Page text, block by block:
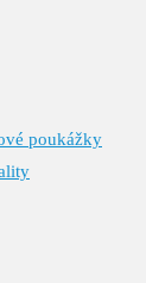
poukážky